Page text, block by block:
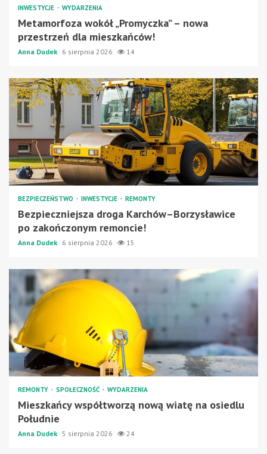
INWESTYCJE WYDARZENIA
Metamorfoza wokół „Promyczka” – nowa
przestrzeń dla mieszkańców!
Anna Dudek 6 sierpnia 2026 14
BEZPIECZEŃSTWO INWESTYCJE REMONTY
Bezpieczniejsza droga Karchów–Borzysławice
po zakończonym remoncie!
Anna Dudek 6 sierpnia 2026 15
REMONTY SPOŁECZNOŚĆ WYDARZENIA
Mieszkańcy współtworzą nową wiatę na osiedlu
Południe
Anna Dudek 5 sierpnia 2026 24